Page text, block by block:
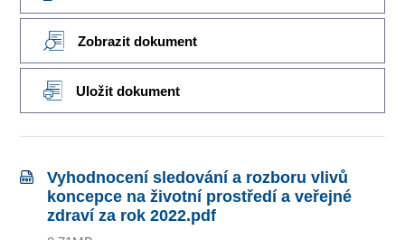
Zobrazit dokument
Uložit dokument
Vyhodnocení sledování a rozboru vlivů
koncepce na životní prostředí a veřejné
zdraví za rok 2022.pdf